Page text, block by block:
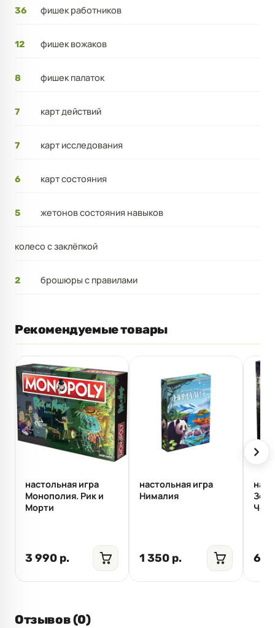
36 фишек работников
12 фишек вожаков
8 фишек палаток
7 карт действий
7 карт исследования
6 карт состояния
5 жетонов состояния навыков
колесо с заклёпкой
2 брошюры с правилами
Рекомендуемые товары
настольная игра
Монополия. Рик и
Морти
3 990 р.
настольная игра
Нималия
1 350 р. 6
Отзывов (0)